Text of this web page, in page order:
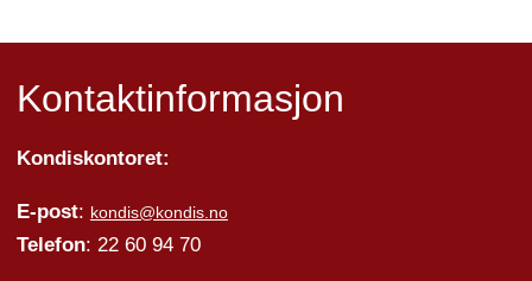
Kontaktinformasjon
Kondiskontoret:
E-post: kondis@kondis.no
Telefon: 22 60 94 70